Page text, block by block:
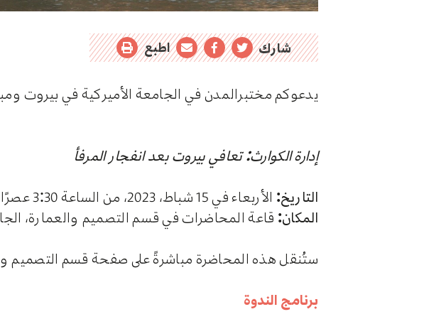
شارك اطبع
يدعوكم مختبرالمدن في الجامعة الأميركية في بيروت
إدارة الكوارث: تعافي بيروت بعد انفجار المرفأ
التاريخ: الأربعاء في 15 شباط، 2023، من الساعة 3:30 عصرًا حتى 7:00 مساءً
المكان: قاعة المحاضرات في قسم التصميم والعمارة،
ستُنقل هذه المحاضرة مباشرةً على صفحة قسم التصميم
برنامج الندوة